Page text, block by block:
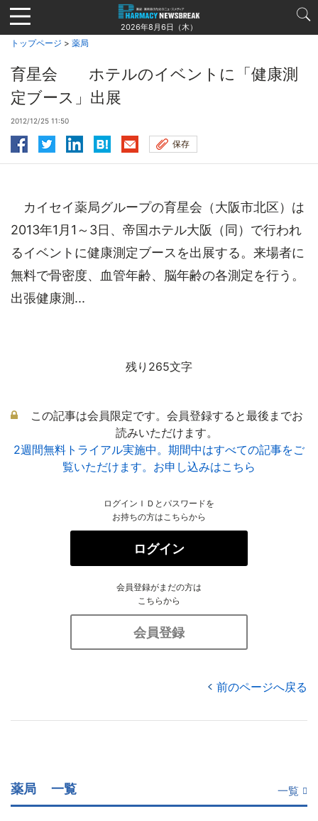
Jump
to
navigation
2026年8月6日（木）
トップページ > 薬局
育星会 ホテルのイベントに「健康測
定ブース」出展
2012/12/25 11:50
保存
カイセイ薬局グループの育星会（大阪市北区）は
2013年1月1～3日、帝国ホテル大阪（同）で行われ
るイベントに健康測定ブースを出展する。来場者に
無料で骨密度、血管年齢、脳年齢の各測定を行う。
出張健康測...
残り265文字
この記事は会員限定です。会員登録すると最後までお
読みいただけます。
2週間無料トライアル実施中。期間中はすべての記事をご
覧いただけます。お申し込みはこちら
ログインＩＤとパスワードを
お持ちの方はこちらから
ログイン
会員登録がまだの方は
こちらから
会員登録
前のページへ戻る
薬局 一覧 一覧